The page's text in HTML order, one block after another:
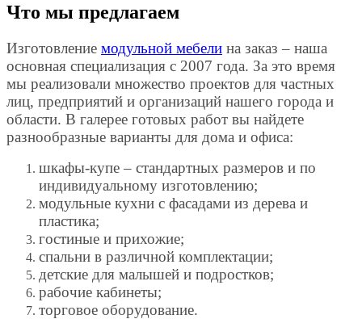
Что мы предлагаем
Изготовление модульной мебели на заказ – наша
основная специализация с 2007 года. За это время
мы реализовали множество проектов для частных
лиц, предприятий и организаций нашего города и
области. В галерее готовых работ вы найдете
разнообразные варианты для дома и офиса:
шкафы-купе – стандартных размеров и по
индивидуальному изготовлению;
модульные кухни с фасадами из дерева и
пластика;
гостиные и прихожие;
спальни в различной комплектации;
детские для малышей и подростков;
рабочие кабинеты;
торговое оборудование.